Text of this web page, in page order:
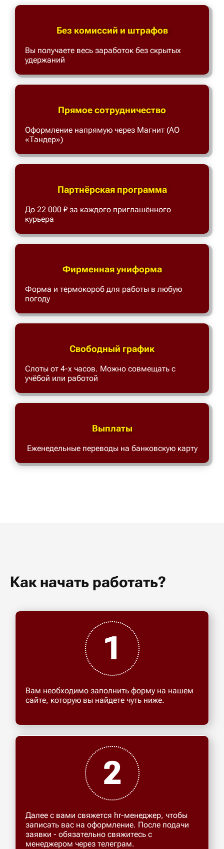
Без комиссий и штрафов
Вы получаете весь заработок без скрытых
удержаний
Прямое сотрудничество
Оформление напрямую через Магнит (АО
«Тандер»)
Партнёрская программа
До 22 000 ₽ за каждого приглашённого
курьера
Фирменная униформа
Форма и термокороб для работы в любую
погоду
Свободный график
Слоты от 4-х часов. Можно совмещать с
учёбой или работой
Выплаты
Еженедельные переводы на банковскую карту
Как начать работать?
1
Вам необходимо заполнить форму на нашем
сайте, которую вы найдете чуть ниже.
2
Далее с вами свяжется hr-менеджер, чтобы
записать вас на оформление. После подачи
заявки - обязательно свяжитесь с
менеджером через телеграм.